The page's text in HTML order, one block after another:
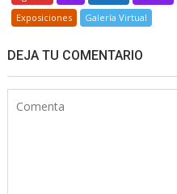
Exposiciones
Galería Virtual
DEJA TU COMENTARIO